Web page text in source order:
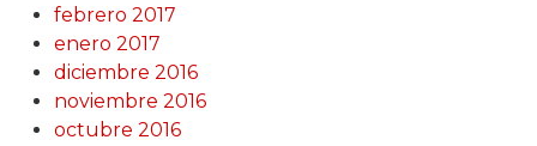
febrero 2017
enero 2017
diciembre 2016
noviembre 2016
octubre 2016